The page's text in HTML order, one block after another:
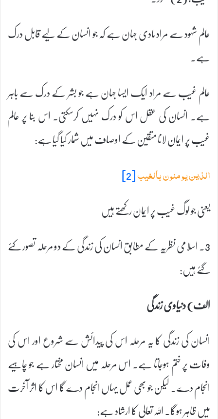
عالم شہود سے مراد مادی جہان ہے کہ جو انسان کے لیے قابل درک
ہے۔
عالم غیب سے مراد ایک ایسا جہان ہے جو بشر کے درک سے باہر
ہے۔ انسان کی عقل اس کو درک نہیں کرسکتی۔ اس بنا پر عالم
غیب پر ایمان لانا متقین کے اوصاف میں شمار کیا گیا ہے:
الذین یومنون بالغیب[2]
یعنی جو لوگ غیب پر ایمان رکھتے ہیں
3۔ اسلامی نظریہ کے مطابق انسان کی زندگی کے دو مرحلہ تصور کئے
گئے ہیں:
الف) دنیاوی زندگی
انسان کی زندگی کا یہ مرحلہ اس کی پیدائش سے شروع اور اس کی
وفات پر ختم ہوجاتا ہے۔ اس مرحلہ میں انسان مختار ہے جو چاہیے
انجام دے۔ لیکن جو بھی عمل یہاں انجام دے گا اس کا اثر آخرت
میں ظاہر ہوگا۔ اللہ تعالی کا ارشاد ہے: